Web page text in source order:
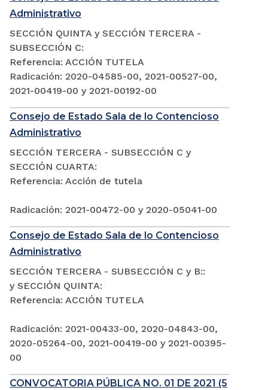
Administrativo
SECCIÓN QUINTA y SECCIÓN TERCERA -
SUBSECCIÓN C:
Referencia: ACCIÓN TUTELA
Radicación: 2020-04585-00, 2021-00527-00,
2021-00419-00 y 2021-00192-00
Consejo de Estado Sala de lo Contencioso
Administrativo
SECCIÓN TERCERA - SUBSECCIÓN C y
SECCIÓN CUARTA:
Referencia: Acción de tutela
Radicación: 2021-00472-00 y 2020-05041-00
Consejo de Estado Sala de lo Contencioso
Administrativo
SECCIÓN TERCERA - SUBSECCIÓN C y B::
y SECCIÓN QUINTA:
Referencia: ACCIÓN TUTELA
Radicación: 2021-00433-00, 2020-04843-00,
2020-05264-00, 2021-00419-00 y 2021-00395-
00
CONVOCATORIA PÚBLICA NO. 01 DE 2021 (5